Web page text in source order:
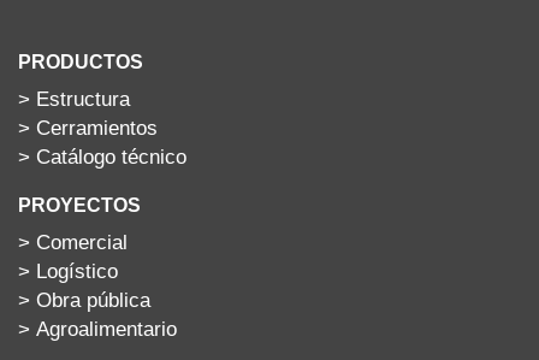
PRODUCTOS
> Estructura
> Cerramientos
> Catálogo técnico
PROYECTOS
> Comercial
> Logístico
> Obra pública
> Agroalimentario